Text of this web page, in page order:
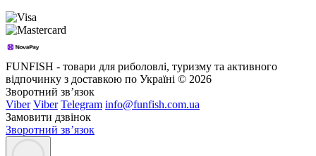
FUNFISH - товари для риболовлі, туризму та активного
відпочинку з доставкою по Україні © 2026
Зворотний зв’язок
Viber Viber Telegram info@funfish.com.ua
Замовити дзвінок
Зворотний зв’язок